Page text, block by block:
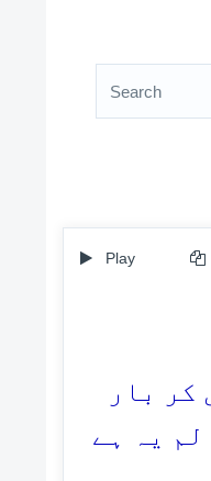
Play
کر بار
یہ ہے